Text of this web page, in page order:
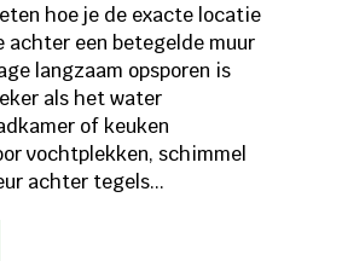
hoe je de exacte locatie
achter een betegelde muur
langzaam opsporen is
als het water
of keuken
vochtplekken, schimmel
achter tegels...